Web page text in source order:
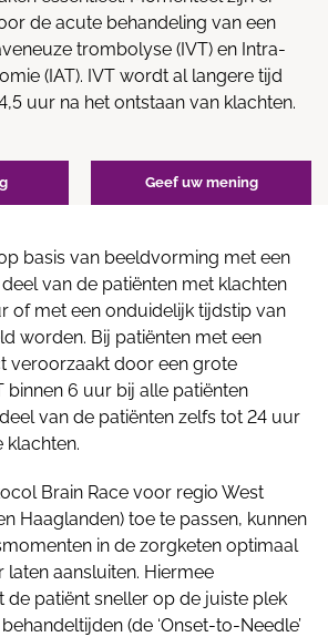
de acute behandeling van een
trombolyse (IVT) en Intra-
(IAT). IVT wordt al langere tijd
uur na het ontstaan van klachten.
Geef uw mening
basis van beeldvorming met een
van de patiënten met klachten
of met een onduidelijk tijdstip van
worden. Bij patiënten met een
veroorzaakt door een grote
binnen 6 uur bij alle patiënten
van de patiënten zelfs tot 24 uur
klachten.
Brain Race voor regio West
Haaglanden) toe te passen, kunnen
in de zorgketen optimaal
laten aansluiten. Hiermee
de patiënt sneller op de juiste plek
(de ‘Onset-to-Needle’